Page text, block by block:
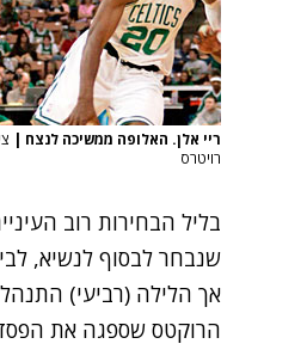
ריי אלן. האלופה ממשיכה לנצח |
רויטרס
בליל הבחירות רוב
שנבחר לבסוף לנשיא, לבין
הרוקטס שספגה את